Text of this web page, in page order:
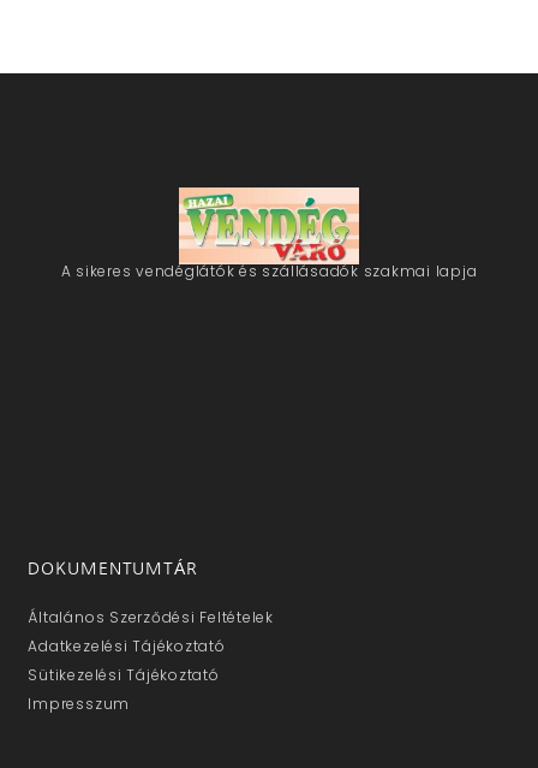
A sikeres vendéglátók és szállásadók szakmai lapja
DOKUMENTUMTÁR
Általános Szerződési Feltételek
Adatkezelési Tájékoztató
Sütikezelési Tájékoztató
Impresszum